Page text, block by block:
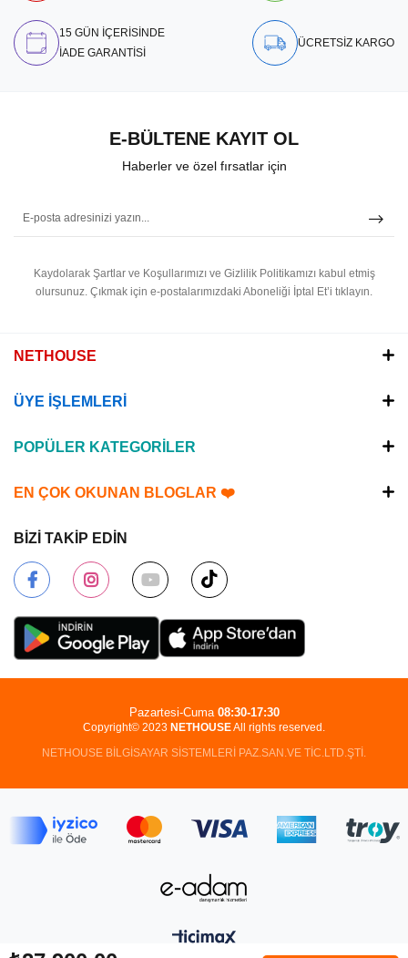
15 GÜN İÇERİSİNDE
İADE GARANTİSİ
ÜCRETSİZ KARGO
E-BÜLTENE KAYIT OL
Haberler ve özel fırsatlar için
Kaydolarak Şartlar ve Koşullarımızı ve Gizlilik Politikamızı kabul etmiş
olursunuz. Çıkmak için e-postalarımızdaki Aboneliği İptal Et’i tıklayın.
NETHOUSE
ÜYE İŞLEMLERİ
POPÜLER KATEGORİLER
EN ÇOK OKUNAN BLOGLAR ❤️
BİZİ TAKİP EDİN
Copyright© 2023 NETHOUSEAll rights reserved.
NETHOUSE BİLGİSAYAR SİSTEMLERİ PAZ.SAN.VE TİC.LTD.ŞTİ.
Pazartesi-Cuma 08:30-17:30